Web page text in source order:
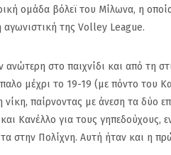
ομάδα βόλεϊ του Μίλωνα, η
της Volley League.
στο παιχνίδι και από τη
μέχρι το 19-19 (με πόντο του
νίκη, παίρνοντας με άνεση τα
Κανέλλο για τους γηπεδούχους,
στην Πολίχνη. Αυτή ήταν και η